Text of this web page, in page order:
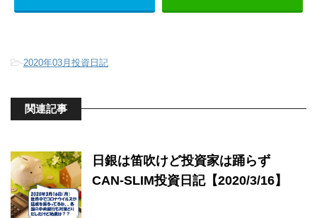
-2020年03月投資日記
関連記事
日銀は笛吹けど投資家は踊らず
CAN-SLIM投資日記【2020/3/16】